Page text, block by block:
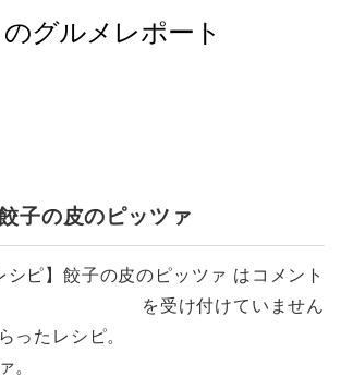
子の皮のピッツァ
シピ】餃子の皮のピッツァ は コメント
を受け付けていません
ったレシピ。
。